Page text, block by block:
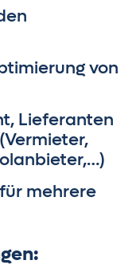
von
Lieferanten
mehrere